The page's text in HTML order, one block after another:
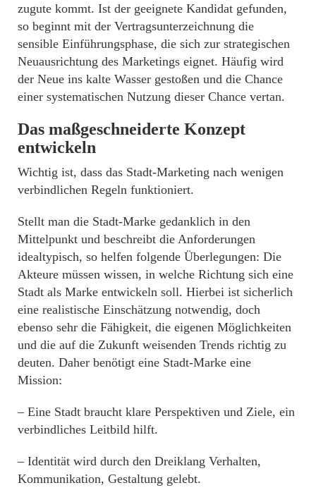
zugute kommt. Ist der geeignete Kandidat gefunden,
so beginnt mit der Vertragsunterzeichnung die
sensible Einführungsphase, die sich zur strategischen
Neuausrichtung des Marketings eignet. Häufig wird
der Neue ins kalte Wasser gestoßen und die Chance
einer systematischen Nutzung dieser Chance vertan.
Das maßgeschneiderte Konzept
entwickeln
Wichtig ist, dass das Stadt-Marketing nach wenigen
verbindlichen Regeln funktioniert.
Stellt man die Stadt-Marke gedanklich in den
Mittelpunkt und beschreibt die Anforderungen
idealtypisch, so helfen folgende Überlegungen: Die
Akteure müssen wissen, in welche Richtung sich eine
Stadt als Marke entwickeln soll. Hierbei ist sicherlich
eine realistische Einschätzung notwendig, doch
ebenso sehr die Fähigkeit, die eigenen Möglichkeiten
und die auf die Zukunft weisenden Trends richtig zu
deuten. Daher benötigt eine Stadt-Marke eine
Mission:
– Eine Stadt braucht klare Perspektiven und Ziele, ein
verbindliches Leitbild hilft.
– Identität wird durch den Dreiklang Verhalten,
Kommunikation, Gestaltung gelebt.